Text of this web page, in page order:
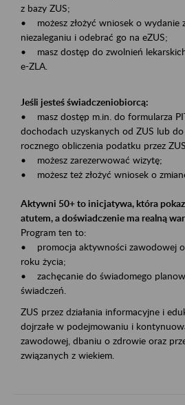
z bazy ZUS;
• możesz złożyć wniosek o wydanie
niezaleganiu i odebrać go na eZUS;
• masz dostęp do zwolnień
e-ZLA.
Jeśli jesteś świadczeniobiorcą:
• masz dostęp m.in. do formularza
dochodach uzyskanych od ZUS lub
rocznego obliczenia podatku przez
• możesz zarezerwować wizytę;
• możesz też złożyć wniosek o
Aktywni 50+ to inicjatywa, która
atutem, a doświadczenie ma realną
Program ten to:
• promocja aktywności zawodowej
roku życia;
• zachęcanie do świadomego
świadczeń.
ZUS przez działania informacyjne i
dojrzałe w podejmowaniu i
zawodowej, dbaniu o zdrowie oraz
związanych z wiekiem.